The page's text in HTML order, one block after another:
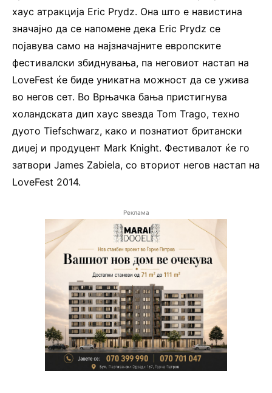
хаус атракција Eric Prydz. Она што е навистина
значајно да се напомене дека Eric Prydz се
појавува само на најзначајните европските
фестивалски збиднувања, па неговиот настап на
LoveFest ќе биде уникатна можност да се ужива
во негов сет. Во Врњачка бања пристигнува
холандската дип хаус ѕвезда Tom Trago, техно
дуото Тiefschwarz, како и познатиот британски
диџеј и продуцент Mark Knight. Фестивалот ќе го
затвори James Zabiela, со вториот негов настап на
LoveFest 2014.
Реклама